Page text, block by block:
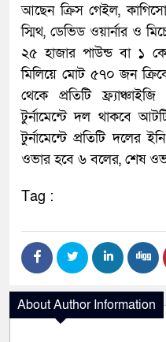
আছেন ক্রিস গেইল, কাগিসো
স্মিথ, ডেভিড ওয়ার্নার ও
২৫ হাজার পাউন্ড বা ১
মিলিয়ে মোট ৫৭০ জন
থেকে প্রতিটি
টুর্নামেন্টে দল থাকবে
টুর্নামেন্টে প্রতিটি দলের
ওভার হবে ৬ বলের, শেষ
Tag :
About Author Information